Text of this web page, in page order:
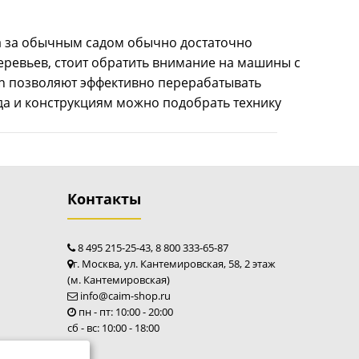
сплава...
обустройством территорий загородных
пользователей. Превосходно измельчает как мягкий
так и твердую древесину пропускной
45 мм. Caiman Devor X50S оснащен улучшенной
измельченного материала. При модификации
приобрела новый тип крыльчаток, благодаря
засорение камеры измельчения, увеличивается
за обычным садом обычно достаточно
стоит обратить внимание на машины с
эффективно перерабатывать
и конструкциям можно подобрать технику
Контакты
8 495 215-25-43, 8 800 333-65-87
г. Москва, ул. Кантемировская, 58, 2 этаж
(м. Кантемировская)
info@caim-shop.ru
пн - пт: 10:00 - 20:00
сб - вс: 10:00 - 18:00